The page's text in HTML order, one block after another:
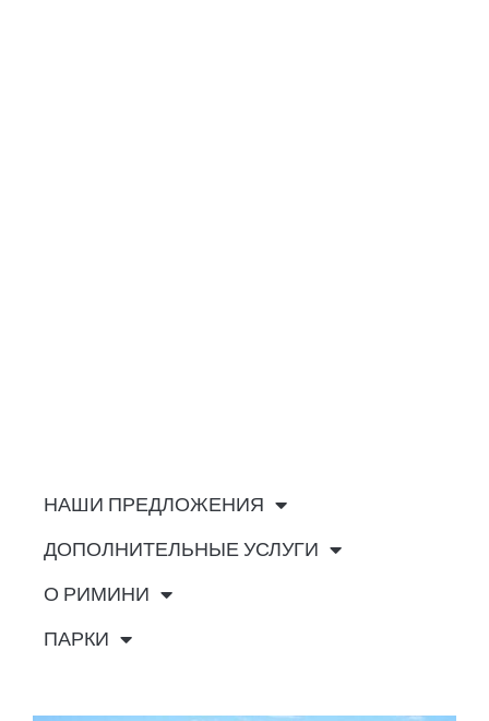
НАШИ ПРЕДЛОЖЕНИЯ
ДОПОЛНИТЕЛЬНЫЕ УСЛУГИ
О РИМИНИ
ПАРКИ